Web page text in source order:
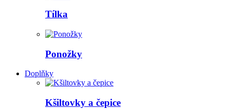
Tílka
Ponožky
Doplňky
Kšiltovky a čepice